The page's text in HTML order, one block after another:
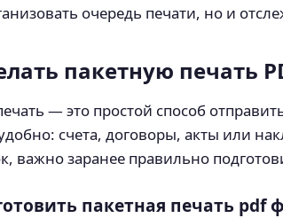
очередь печати, но и
пакетную печать
— это простой способ
счета, договоры, акты или
важно заранее правильно
пакетная печать pdf